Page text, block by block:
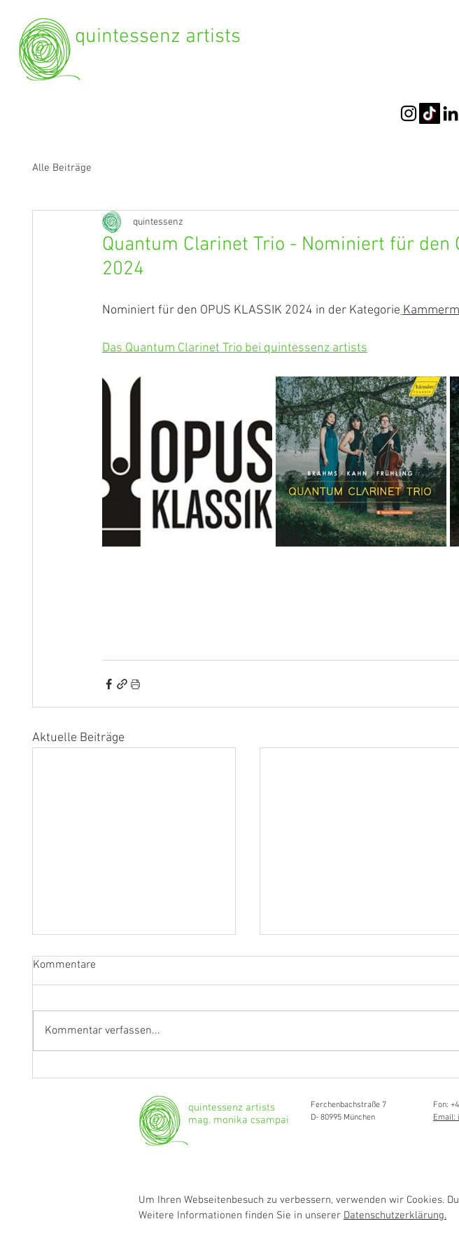
quintessenz artists
Alle Beiträge
Quantum Clarinet Trio - Nominiert für den
2024
quintessenz
Nominiert für den OPUS KLASSIK 2024 in der Kategorie
Das Quantum Clarinet Trio bei quintessenz artists
Aktuelle Beiträge
musikalische Grenzgängerin
Kommentare
Kommentar verfassen...
quintessenz artists
mag. monika csampai
Ferchenbachstraße 7
D- 80995 München
Fon:
Email:
Um Ihren Webseitenbesuch zu verbessern, verwenden wir Cookies.
Weitere Informationen finden Sie in unserer Datenschutzerklärung.